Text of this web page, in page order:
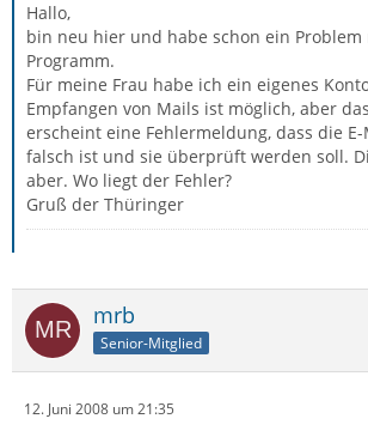
Hallo,
bin neu hier und habe schon ein Problem
Programm.
Für meine Frau habe ich ein eigenes
Empfangen von Mails ist möglich, aber
erscheint eine Fehlermeldung, dass die
falsch ist und sie überprüft werden soll.
aber. Wo liegt der Fehler?
Gruß der Thüringer
mrb
Senior-Mitglied
12. Juni 2008 um 21:35